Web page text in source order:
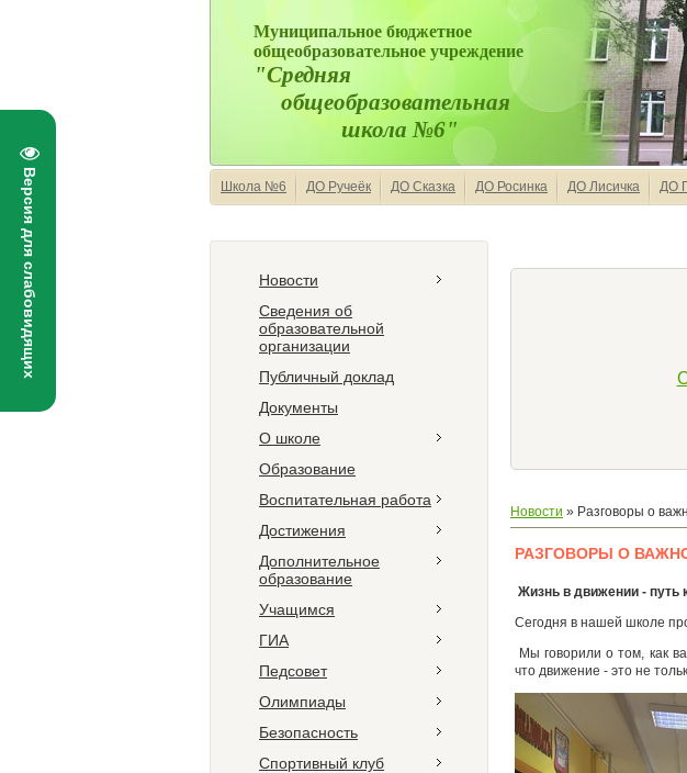
Версия для слабовидящих
Муниципальное бюджетное
общеобразовательное учреждение
"Средняя
общеобразовательная
школа №6"
Школа №6 ДО Ручеёк ДО Сказка ДО Росинка ДО Лисичка ДО
Новости
Сведения об
образовательной
организации
Публичный доклад
Документы
О школе
Образование
Воспитательная работа
Достижения
Дополнительное
образование
Учащимся
ГИА
Педсовет
Олимпиады
Безопасность
Спортивный клуб
Новости » Разговоры о
РАЗГОВОРЫ О
Жизнь в движении - путь
Сегодня в нашей школе
Мы говорили о том, как
что движение - это не